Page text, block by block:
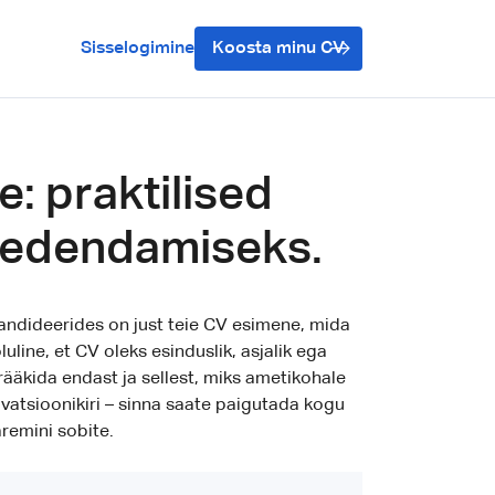
Sisselogimine Koosta minu CV
praktilised
on just teie CV esimene, mida
et CV oleks esinduslik, asjalik ega
endast ja sellest, miks ametikohale
– sinna saate paigutada kogu
sobite.